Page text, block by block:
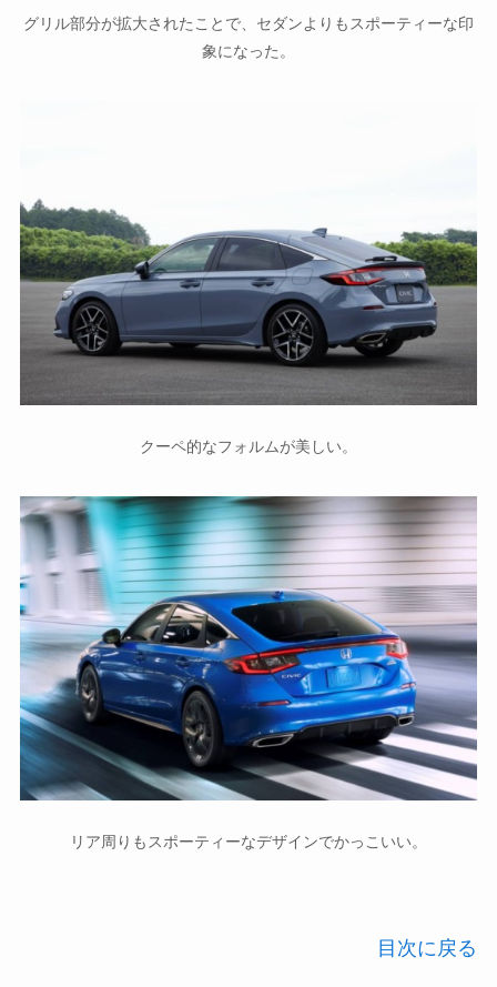
グリル部分が拡大されたことで、セダンよりもスポーティーな印
象になった。
クーペ的なフォルムが美しい。
リア周りもスポーティーなデザインでかっこいい。
目次に戻る